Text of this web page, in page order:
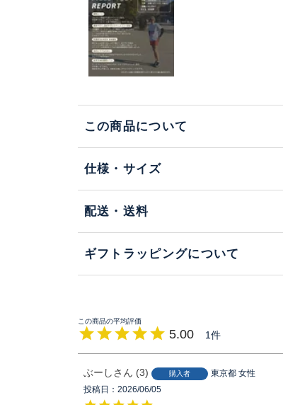
この商品について
仕様・サイズ
配送・送料
ギフトラッピングについて
5.00 1
ぶーし 3 購入者 東京都 女性
投稿日
2026/06/05